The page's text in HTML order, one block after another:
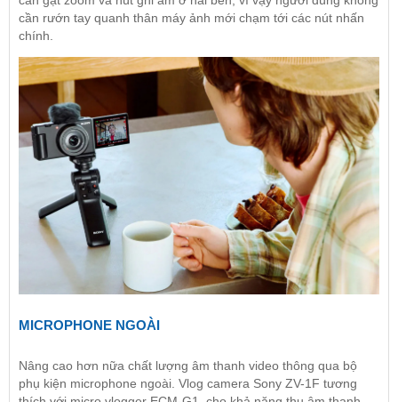
cần rướn tay quanh thân máy ảnh mới chạm tới các nút nhấn
chính.
MICROPHONE NGOÀI
Nâng cao hơn nữa chất lượng âm thanh video thông qua bộ
phụ kiện microphone ngoài. Vlog camera Sony ZV-1F tương